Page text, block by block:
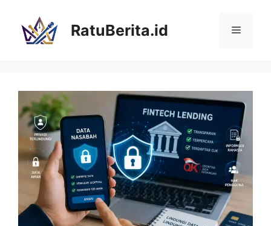
RatuBerita.id Menu